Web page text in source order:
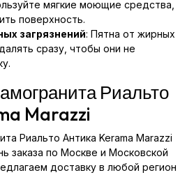
мягкие моющие средства,
поверхность.
загрязнений: Пятна от жирных
сразу, чтобы они не
Риальто
Marazzi
Риальто Антика Kerama Marazzi
заказа по Москве и Московской
доставку в любой регион